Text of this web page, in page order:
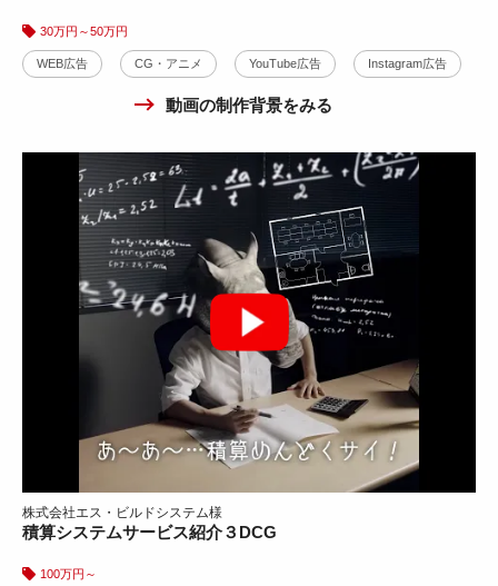
30万円～50万円
WEB広告 CG・アニメ YouTube広告 Instagram広告
動画の制作背景をみる
株式会社エス・ビルドシステム様
積算システムサービス紹介３DCG
100万円～
キャリアアップ支援事業サービス動画広告事例
10万円～30万円 WEB広告 YouTube広告
動画の制作背景をみる
東京都政策企画局様
未来の東京プロモーション動画広告制作事例
WEB広告 テレビCM YouTube広告 X広告
Instagram広告
動画の制作背景をみる